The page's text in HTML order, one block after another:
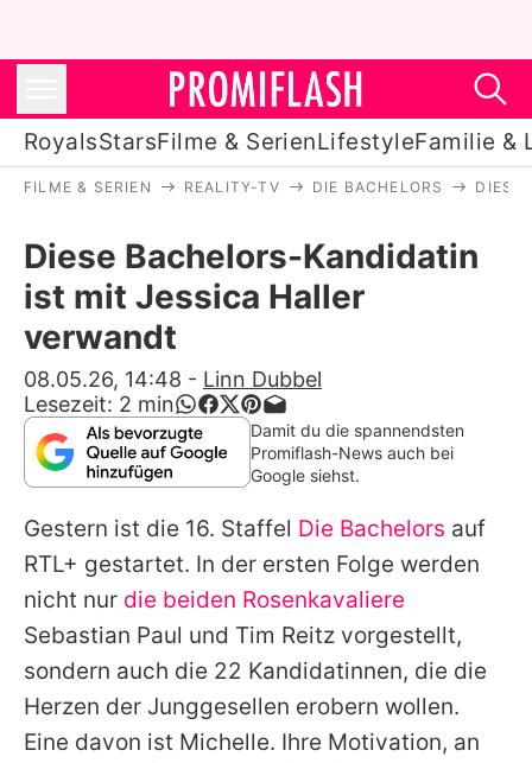
RoyalsStarsFilme & SerienLifestyleFamilie &
Stars
Filme & Serien
Lifestyle
Familie & Liebe
Promiflash Exklusiv
Alle Themen auf Promiflash
Jobs
App runterladen
Team
Redaktionelle Richtlinien
FILME & SERIEN REALITY-TV DIE BACHELORS DIESE
Diese Bachelors-Kandidatin
ist mit Jessica Haller
verwandt
08.05.26, 14:48 - Linn Dubbel
Lesezeit: 2 min
Damit du die spannendsten
Promiflash-News auch bei
Google siehst.
Gestern ist die 16. Staffel Die Bachelors auf
RTL+ gestartet. In der ersten Folge werden
nicht nur die beiden Rosenkavaliere
Sebastian Paul und Tim Reitz vorgestellt,
sondern auch die 22 Kandidatinnen, die die
Herzen der Junggesellen erobern wollen.
Eine davon ist Michelle. Ihre Motivation, an